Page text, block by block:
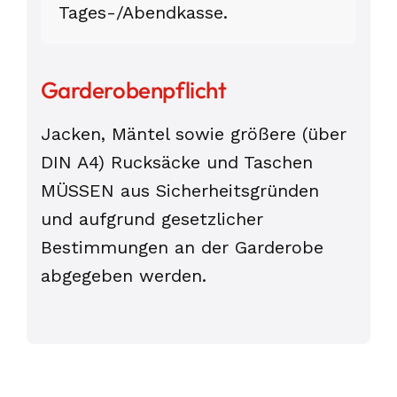
Tages-/Abend­kasse.
Garderobenpflicht
Jacken, Mäntel sowie größere (über
DIN A4) Rucksäcke und Taschen
MÜSSEN aus Sicherheitsgründen
und aufgrund gesetzlicher
Bestimmungen an der Garderobe
abgegeben werden.